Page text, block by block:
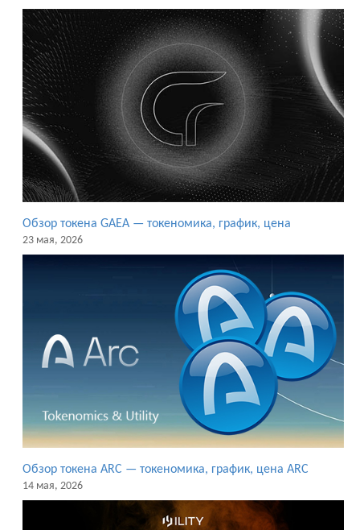
Обзор токена GAEA — токеномика, график, цена
23 мая, 2026
Обзор токена ARC — токеномика, график, цена ARC
14 мая, 2026